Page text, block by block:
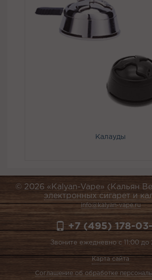
Калауды
© 2026 «Kalyan-Vape» (Кальян
электронных сигарет и
info@kalyan-vape.ru
+7 (495) 178-
Звоните ежедневно с 11:00 до
Карта сайта
Соглашение об обработке